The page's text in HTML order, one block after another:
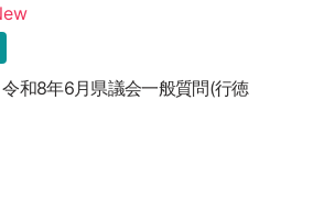
8年6月県議会一般質問(行徳